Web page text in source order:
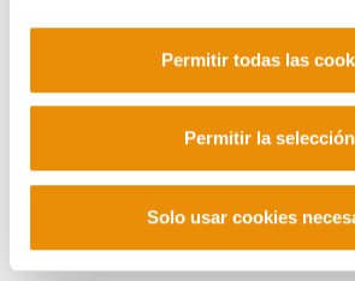
Permitir todas las
Permitir la selección
Solo usar cookies